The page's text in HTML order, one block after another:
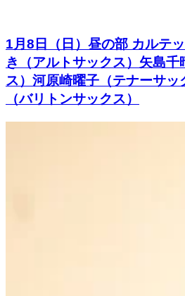
1月8日（日）昼の部 カルテ
き（アルトサックス）矢島千
ス）河原崎曜子（テナーサッ
（バリトンサックス）